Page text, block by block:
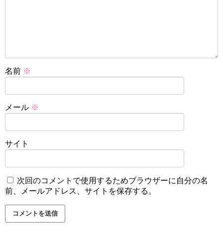
名前 ※
メール ※
サイト
次回のコメントで使用するためブラウザーに自分の名
前、メールアドレス、サイトを保存する。